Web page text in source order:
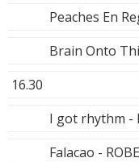
Peaches En
Brain Onto
16.30
I got rhythm -
Falacao -